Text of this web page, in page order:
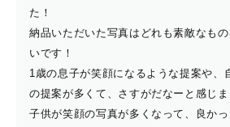
た！
納品いただいた写真はどれも素敵なも
いです！
1歳の息子が笑顔になるような提案や、
の提案が多くて、さすがだなーと感じま
子供が笑顔の写真が多くなって、良かっ